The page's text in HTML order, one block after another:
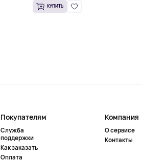
КУПИТЬ
Покупателям
Служба
поддержки
Как заказать
Оплата
Компания
О сервисе
Контакты